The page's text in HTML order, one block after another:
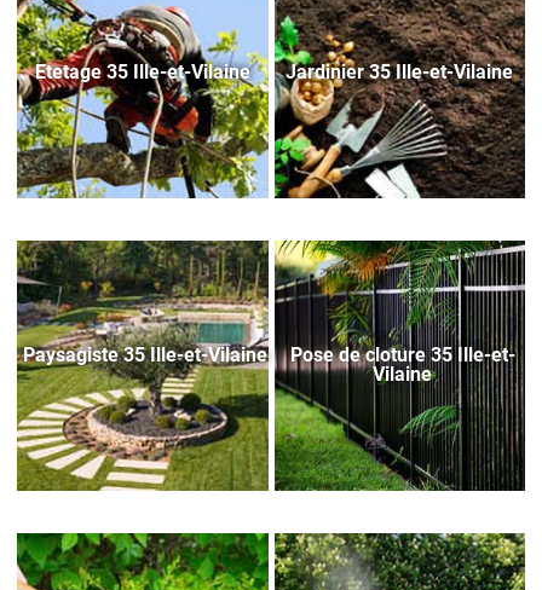
Etetage 35 Ille-et-Vilaine Jardinier 35 Ille-et-Vilaine
Paysagiste 35 Ille-et-Vilaine
Pose de cloture 35 Ille-et-
Vilaine